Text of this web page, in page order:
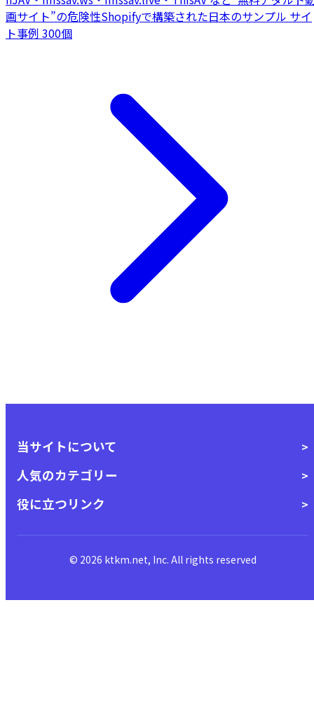
画サイト”の危険性Shopifyで構築された日本のサンプル サイ
ト事例 300個
当サイトについて
人気のカテゴリー
役に立つリンク
© 2026 ktkm.net, Inc. All rights reserved